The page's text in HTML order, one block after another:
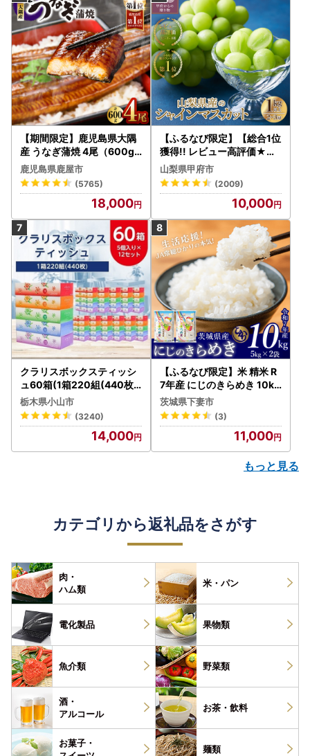
【期間限定】鹿児島県大隅
産 うなぎ蒲焼 4尾（600g
） KN007-004-04-cp18
うなぎ 鰻 魚 惣菜 総菜
鹿児島県鹿屋市
(5765)
18,000
【ふるなび限定】【総合1位
獲得!! レビュー高評価★】
〈2026年度配送分〉山梨
県産 シャインマスカット 2
～3房（1.0kg以上）シャイ
ン フルーツ FN-Limited-S
P
山梨県甲府市
(2009)
10,000
クラリスボックスティッシ
ュ60箱(1箱220組(440枚))
(5個入り×12セット)【配送
不可地域：離島・沖縄県】
【1256759】
栃木県小山市
(3240)
14,000
【ふるなび限定】米 精米 R
7年産 にじのきらめき 10kg
10月 FN-Limited-PR
茨城県下妻市
(3)
11,000
もっと見る
カテゴリから返礼品をさがす
肉・
ハム類
米・パン
電化製品 果物類
魚介類 野菜類
酒・
アルコール
お茶・ 飲料
お菓子・
麺類